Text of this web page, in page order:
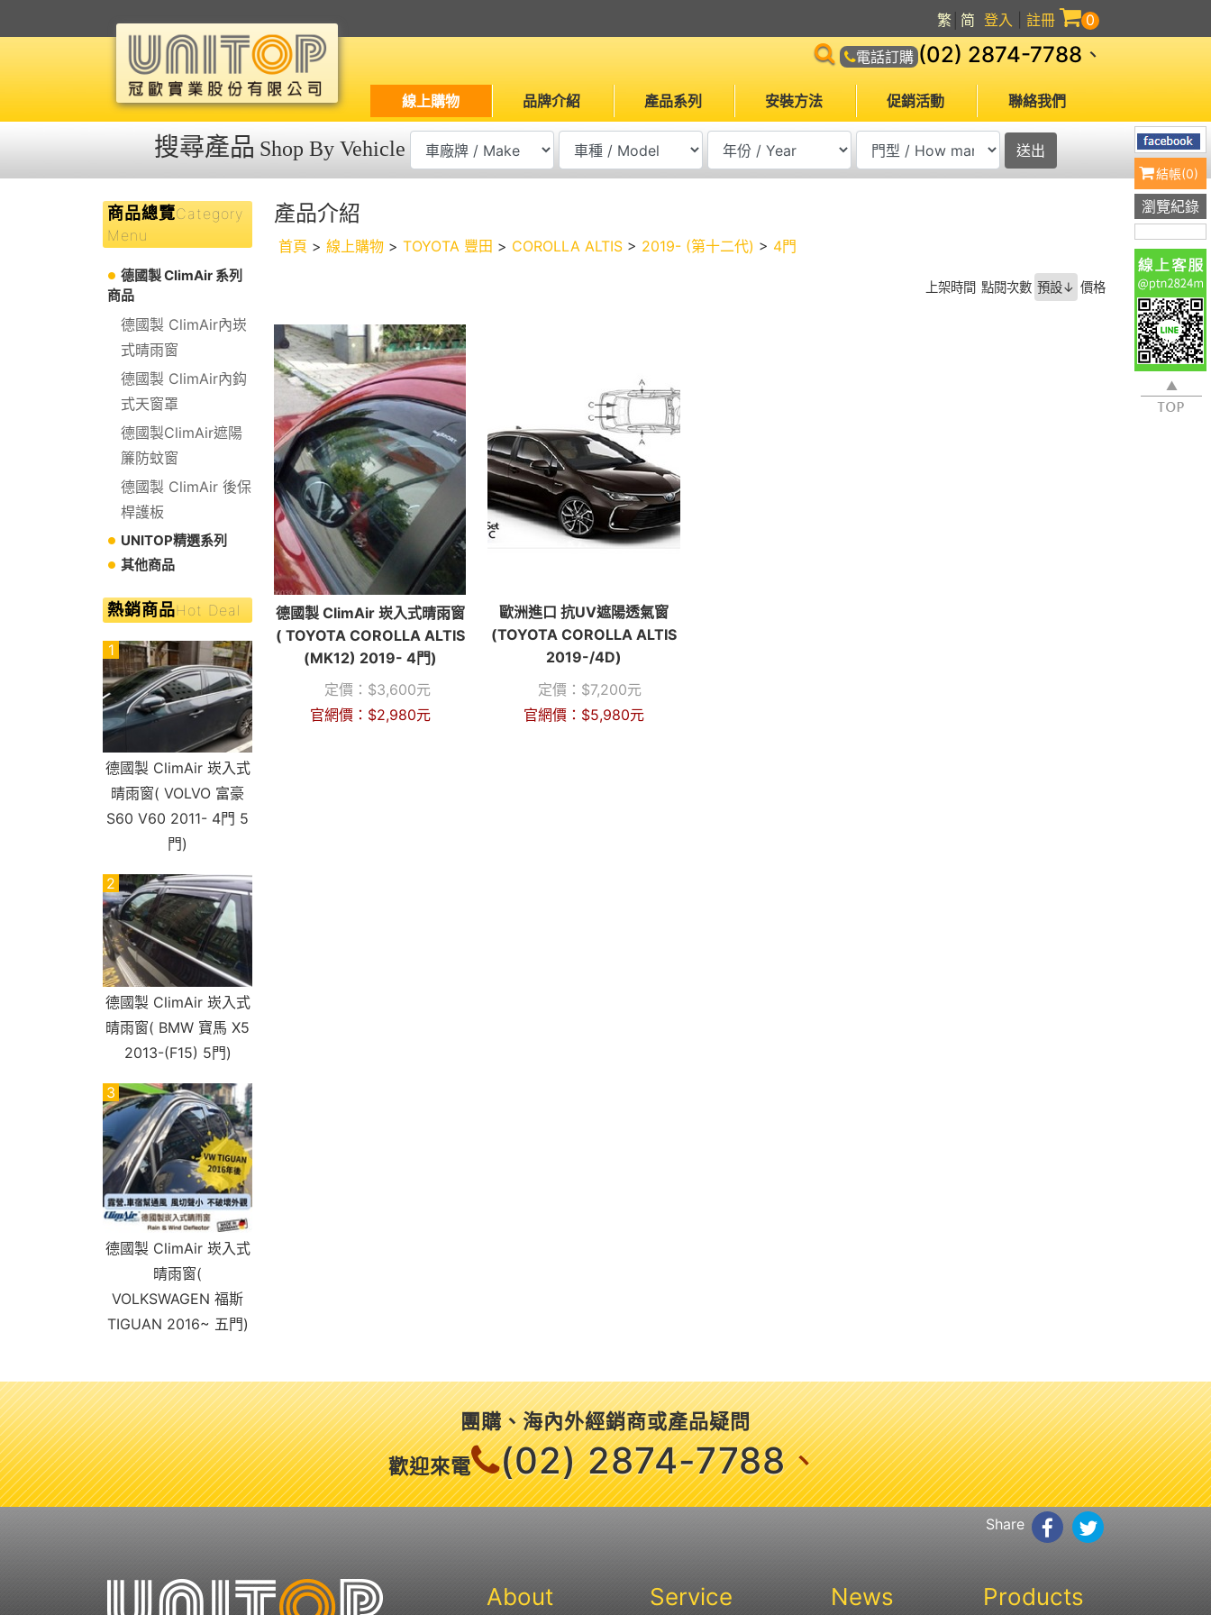
結帳(0)
瀏覽紀錄
登入 註冊 0
繁 简
電話訂購 (02) 2874-7788 、
線上購物 品牌介紹 產品系列 安裝方法 促銷活動 聯絡我們
搜尋產品 Shop By Vehicle
商品總覽Category
Menu
德國製 ClimAir 系列
商品
德國製 ClimAir內崁
式晴雨窗
德國製 ClimAir內鈎
式天窗罩
德國製ClimAir遮陽
簾防蚊窗
德國製 ClimAir 後保
桿護板
UNITOP精選系列
其他商品
熱銷商品Hot Deal
1
德國製 ClimAir 崁入式
晴雨窗( VOLVO 富豪
S60 V60 2011- 4門 5
門)
2
德國製 ClimAir 崁入式
晴雨窗( BMW 寶馬 X5
2013-(F15) 5門)
3
德國製 ClimAir 崁入式
晴雨窗(
VOLKSWAGEN 福斯
TIGUAN 2016~ 五門)
產品介紹
首頁 > 線上購物 > TOYOTA 豐田 > COROLLA ALTIS > 2019- (第十二代) > 4門
上架時間 點閱次數 預設↓ 價格
德國製 ClimAir 崁入式晴雨窗
( TOYOTA COROLLA ALTIS
(MK12) 2019- 4門)
定價： $3,600元
官網價： $2,980元
歐洲進口 抗UV遮陽透氣窗
(TOYOTA COROLLA ALTIS
2019-/4D)
定價： $7,200元
官網價： $5,980元
團購、海內外經銷商或產品疑問
歡迎來電
(02) 2874-7788、
Share
About Service News Products